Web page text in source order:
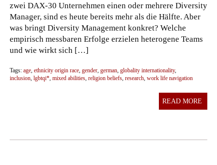
zwei DAX-30 Unternehmen einen oder mehrere Diversity
Manager, sind es heute bereits mehr als die Hälfte. Aber
was bringt Diversity Management konkret? Welche
empirisch messbaren Erfolge erzielen heterogene Teams
und wie wirkt sich […]
Tags: age, ethnicity origin race, gender, german, globality internationality,
inclusion, lgbtqi*, mixed abilities, religion beliefs, research, work life navigation
READ MORE